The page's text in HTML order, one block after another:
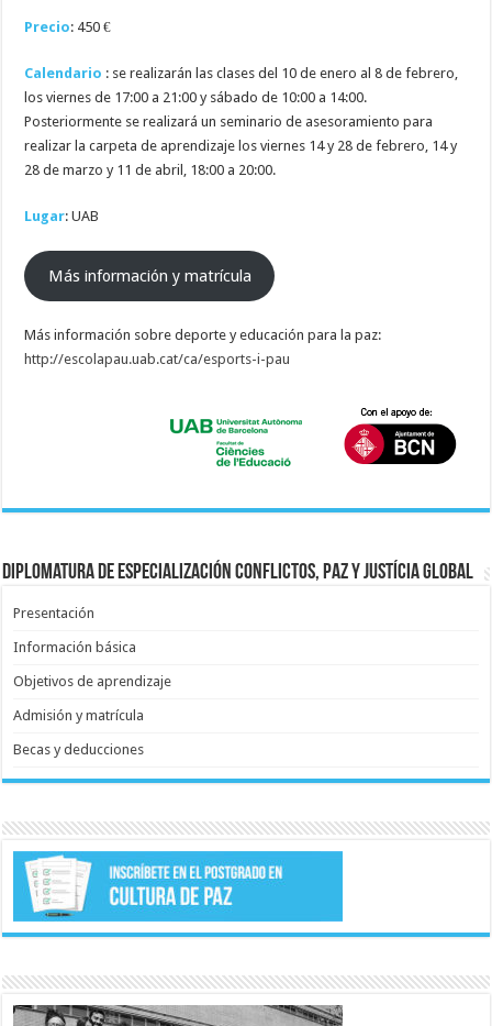
Precio: 450 €
Calendario : se realizarán las clases del 10 de enero al 8 de febrero,
los viernes de 17:00 a 21:00 y sábado de 10:00 a 14:00.
Posteriormente se realizará un seminario de asesoramiento para
realizar la carpeta de aprendizaje los viernes 14 y 28 de febrero, 14 y
28 de marzo y 11 de abril, 18:00 a 20:00.
Lugar: UAB
Más información y matrícula
Más información sobre deporte y educación para la paz:
http://escolapau.uab.cat/ca/esports-i-pau
Diplomatura de Especialización Conflictos, paz y justícia global
Presentación
Información básica
Objetivos de aprendizaje
Admisión y matrícula
Becas y deducciones